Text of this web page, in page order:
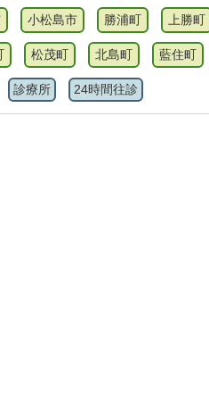
小松島市 勝浦町 上勝町
松茂町 北島町 藍住町
診療所 24時間往診